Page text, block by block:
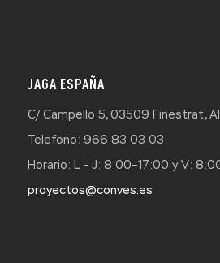
JAGA ESPAÑA
C/ Campello 5, 03509 Finestrat,
Telefono: 966 83 03 03
Horario: L – J: 8:00–17:00 y V:
proyectos@conves.es